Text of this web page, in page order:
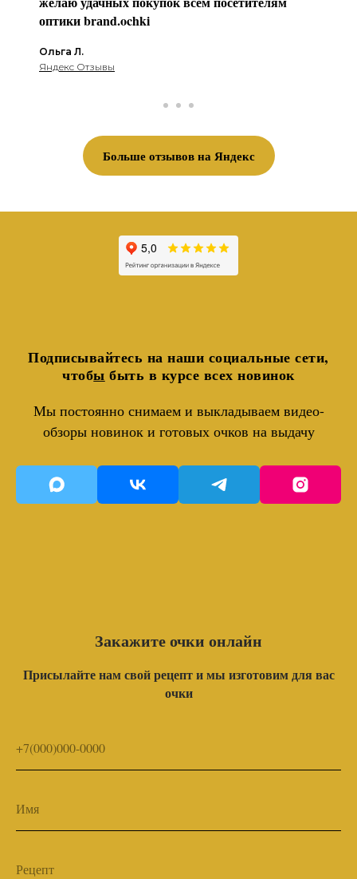
оптики brаnd.ochki
Ольга Л.
Яндекс Отзывы
Больше отзывов на Яндекс
Подписывайтесь на наши социальные сети,
чтобы быть в курсе всех новинок
Мы постоянно снимаем и выкладываем видео-
обзоры новинок и готовых очков на выдачу
Закажите очки онлайн
Присылайте нам свой рецепт и мы изготовим для вас
очки
+7(000)000-0000
Имя
Рецепт